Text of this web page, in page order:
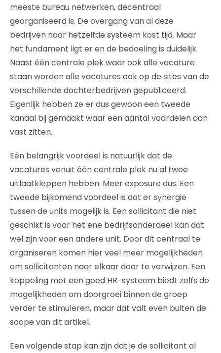
meeste bureau netwerken, decentraal
georganiseerd is. De overgang van al deze
bedrijven naar hetzelfde systeem kost tijd. Maar
het fundament ligt er en de bedoeling is duidelijk.
Naast één centrale plek waar ook alle vacature
staan worden alle vacatures ook op de sites van de
verschillende dochterbedrijven gepubliceerd.
Eigenlijk hebben ze er dus gewoon een tweede
kanaal bij gemaakt waar een aantal voordelen aan
vast zitten.
Eén belangrijk voordeel is natuurlijk dat de
vacatures vanuit één centrale plek nu al twee
uitlaatkleppen hebben. Meer exposure dus. Een
tweede bijkomend voordeel is dat er synergie
tussen de units mogelijk is. Een sollicitant die niet
geschikt is voor het ene bedrijfsonderdeel kan dat
wel zijn voor een andere unit. Door dit centraal te
organiseren komen hier veel meer mogelijkheden
om sollicitanten naar elkaar door te verwijzen. Een
koppeling met een goed HR-systeem biedt zelfs de
mogelijkheden om doorgroei binnen de groep
verder te stimuleren, maar dat valt even buiten de
scope van dit artikel.
Een volgende stap kan zijn dat je de sollicitant al